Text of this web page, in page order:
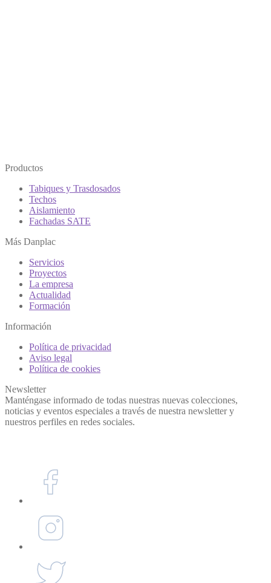
Productos
Tabiques y Trasdosados
Techos
Aislamiento
Fachadas SATE
Más Danplac
Servicios
Proyectos
La empresa
Actualidad
Formación
Información
Política de privacidad
Aviso legal
Política de cookies
Newsletter
Manténgase informado de todas nuestras nuevas colecciones,
noticias y eventos especiales a través de nuestra newsletter y
nuestros perfiles en redes sociales.